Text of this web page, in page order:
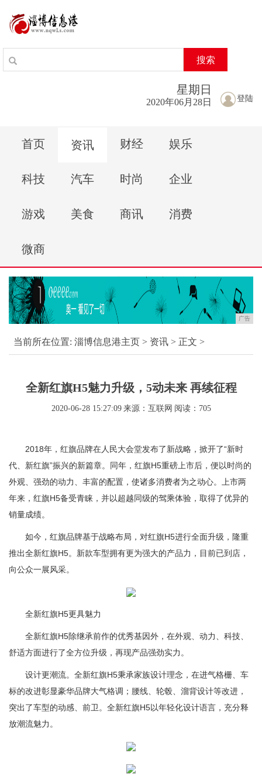
搜索
登陆
星期 日
2020年06月28日
首页 资讯 财经 娱乐
科技 汽车 时尚 企业
游戏 美食 商讯 消费
微商
广告
当前所在位置: 淄博信息港主页 > 资讯 > 正文 >
全新红旗H5魅力升级，5动未来 再续征程
2020-06-28 15:27:09 来源：互联网 阅读：705
2018年，红旗品牌在人民大会堂发布了新战略，掀开了“新时
代、新红旗”振兴的新篇章。同年，红旗H5重磅上市后，便以时尚的
外观、强劲的动力、丰富的配置，使诸多消费者为之动心。上市两
年来，红旗H5备受青睐，并以超越同级的驾乘体验，取得了优异的
销量成绩。
如今，红旗品牌基于战略布局，对红旗H5进行全面升级，隆重
推出全新红旗H5。新款车型拥有更为强大的产品力，目前已到店，
向公众一展风采。
全新红旗H5更具魅力
全新红旗H5除继承前作的优秀基因外，在外观、动力、科技、
舒适方面进行了全方位升级，再现产品强劲实力。
设计更潮流。全新红旗H5秉承家族设计理念，在进气格栅、车
标的改进彰显豪华品牌大气格调；腰线、轮毂、溜背设计等改进，
突出了车型的动感、前卫。全新红旗H5以年轻化设计语言，充分释
放潮流魅力。